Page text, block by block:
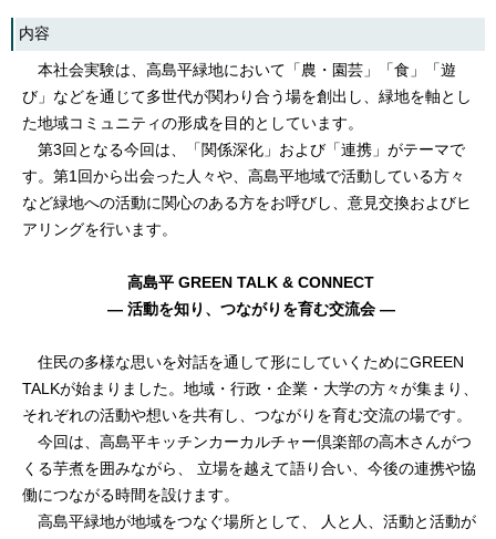
内容
本社会実験は、高島平緑地において「農・園芸」「食」「遊
び」などを通じて多世代が関わり合う場を創出し、緑地を軸とし
た地域コミュニティの形成を目的としています。
第3回となる今回は、「関係深化」および「連携」がテーマで
す。第1回から出会った人々や、高島平地域で活動している方々
など緑地への活動に関心のある方をお呼びし、意見交換およびヒ
アリングを行います。
高島平 GREEN TALK & CONNECT
― 活動を知り、つながりを育む交流会 ―
住民の多様な思いを対話を通して形にしていくためにGREEN
TALKが始まりました。地域・行政・企業・大学の方々が集まり、
それぞれの活動や想いを共有し、つながりを育む交流の場です。
今回は、高島平キッチンカーカルチャー倶楽部の高木さんがつ
くる芋煮を囲みながら、 立場を越えて語り合い、今後の連携や協
働につながる時間を設けます。
高島平緑地が地域をつなぐ場所として、 人と人、活動と活動が